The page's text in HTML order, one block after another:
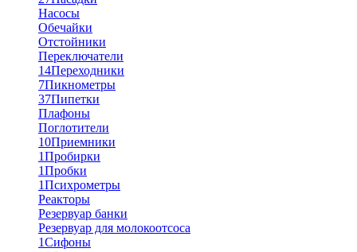
Насосы
Обечайки
Отстойники
Переключатели
14Переходники
7Пикнометры
37Пипетки
Плафоны
Поглотители
10Приемники
1Пробирки
1Пробки
1Психрометры
Реакторы
Резервуар банки
Резервуар для молокоотсоса
1Сифоны